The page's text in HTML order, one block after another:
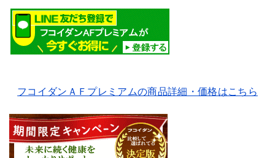
フコイダンＡＦプレミアムの商品詳細・価格はこちら